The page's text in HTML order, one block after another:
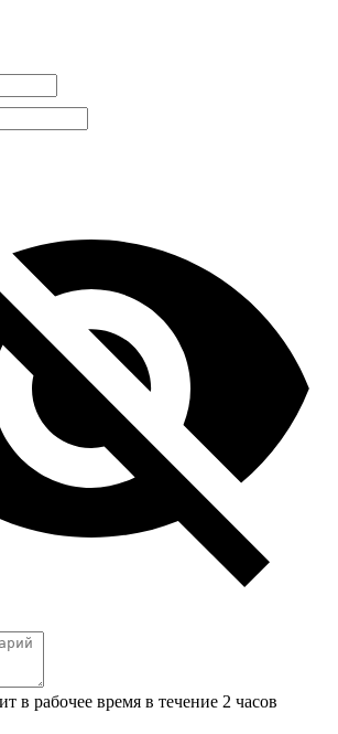
в рабочее время в течение 2 часов